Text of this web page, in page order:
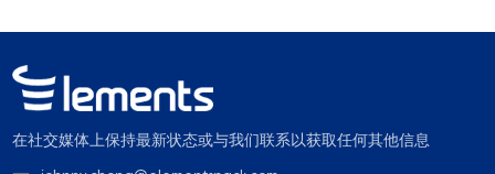
在社交媒体上保持最新状态或与我们联系以获取任何其他信息